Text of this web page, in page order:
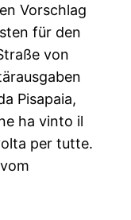
Vorschlag
für den
von
Pisapaia,
ha vinto il
per tutte.